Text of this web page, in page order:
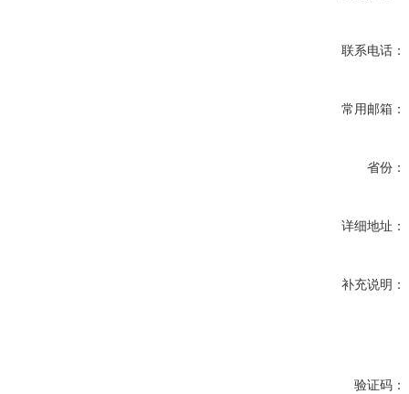
联系电话：
常用邮箱：
省份：
详细地址：
补充说明：
验证码：